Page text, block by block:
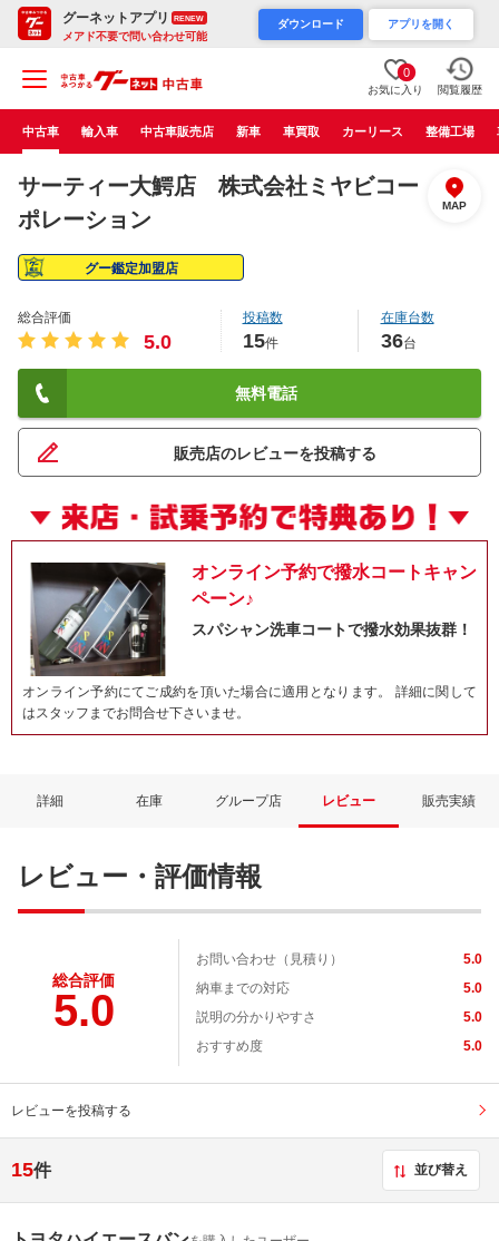
グーネットアプリ RENEW
メアド不要で問い合わせ可能
ダウンロード アプリを開く
0
お気に入り 閲覧履歴
中古車 輸入車 中古車販売店 新車 車買取 カーリース 整備工場
サーティー大鰐店 株式会社ミヤビコー
ポレーション
MAP
グー鑑定加盟店
総合評価
5.0
投稿数
15件
在庫台数
36台
無料電話
販売店のレビューを投稿する
オンライン予約で撥水コートキャン
ペーン♪
スパシャン洗車コートで撥水効果抜群！
オンライン予約にてご成約を頂いた場合に適用となります。 詳細に関して
はスタッフまでお問合せ下さいませ。
詳細 在庫 グループ店 レビュー 販売実績
レビュー・評価情報
総合評価
5.0
お問い合わせ（見積り）
5.0
納車までの対応
5.0
説明の分かりやすさ
5.0
おすすめ度
5.0
レビューを投稿する
15件 並び替え